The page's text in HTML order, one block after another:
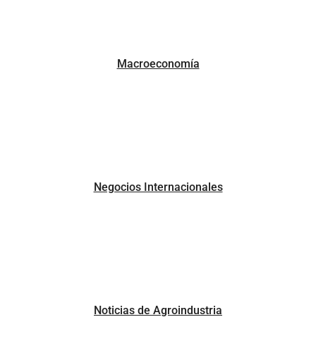
Macroeconomía
Negocios Internacionales
Noticias de Agroindustria